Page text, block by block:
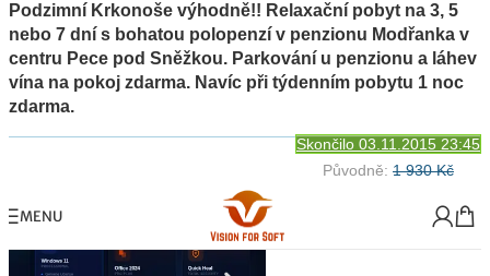
Podzimní Krkonoše výhodně!! Relaxační pobyt na 3, 5
nebo 7 dní s bohatou polopenzí v penzionu Modřanka v
centru Pece pod Sněžkou. Parkování u penzionu a láhev
vína na pokoj zdarma. Navíc při týdenním pobytu 1 noc
zdarma.
Skončilo 03.11.2015 23:45
Původně: 1 930 Kč